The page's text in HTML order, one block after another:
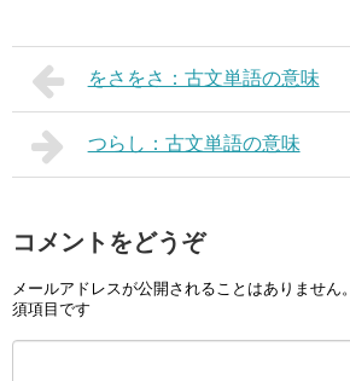
をさをさ：古文単語の意味
つらし：古文単語の意味
コメントをどうぞ
メールアドレスが公開されることはありません。
須項目です